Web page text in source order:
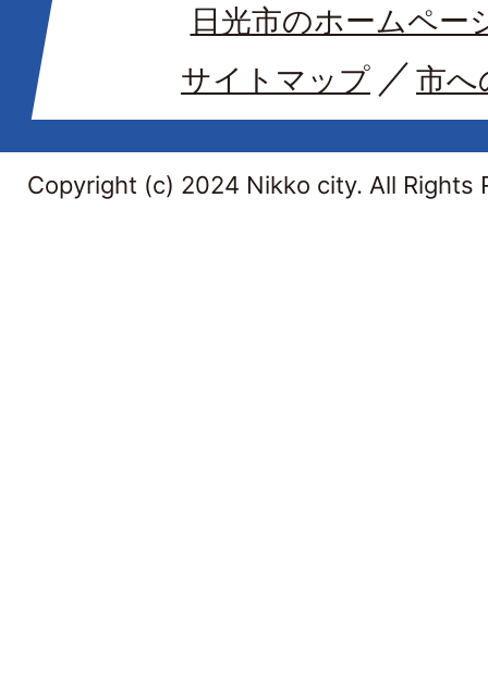
日光市のホームペー
サイトマップ
市へ
Copyright (c) 2024 Nikko city. All Rights